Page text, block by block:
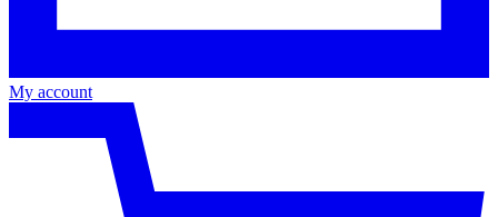
My account